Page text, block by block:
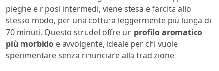
pieghe e riposi intermedi, viene stesa e farcita allo
stesso modo, per una cottura leggermente più lunga di
70 minuti. Questo strudel offre un profilo aromatico
più morbido e avvolgente, ideale per chi vuole
sperimentare senza rinunciare alla tradizione.